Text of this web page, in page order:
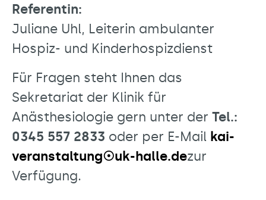
Referentin:
Juliane Uhl, Leiterin ambulanter
Hospiz- und Kinderhospizdienst
Für Fragen steht Ihnen das
Sekretariat der Klinik für
Anästhesiologie gern unter der Tel.:
0345 557 2833 oder per E-Mail kai-
veranstaltung☉uk-halle.dezur
Verfügung.